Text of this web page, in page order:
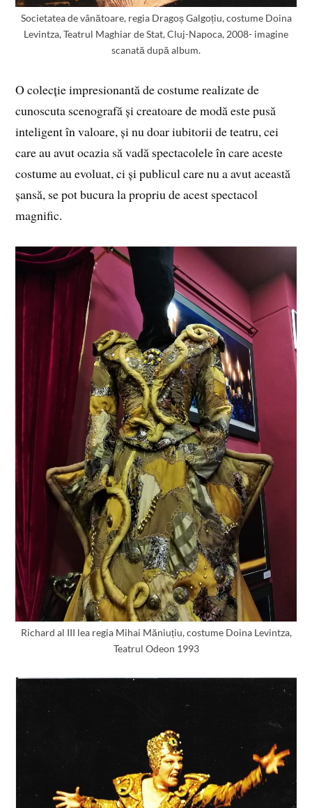
Societatea de vânătoare, regia Dragoș Galgoțiu, costume Doina
Levintza, Teatrul Maghiar de Stat, Cluj-Napoca, 2008- imagine
scanată după album.
O colecție impresionantă de costume realizate de
cunoscuta scenografă și creatoare de modă este pusă
inteligent în valoare, și nu doar iubitorii de teatru, cei
care au avut ocazia să vadă spectacolele în care aceste
costume au evoluat, ci și publicul care nu a avut această
șansă, se pot bucura la propriu de acest spectacol
magnific.
Richard al III lea regia Mihai Măniuțiu, costume Doina Levintza,
Teatrul Odeon 1993